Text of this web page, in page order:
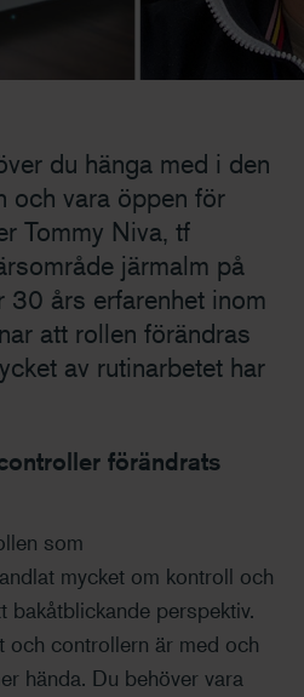
du hänga med i den
och vara öppen för
Tommy Niva, tf
järmalm på
30 års erfarenhet inom
att rollen förändras
av rutinarbetet har
förändrats
som
mycket om kontroll och
bakåtblickande perspektiv.
och controllern är med och
hända. Du behöver vara